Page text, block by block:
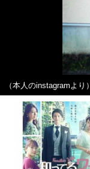
（本人のinstagramより）